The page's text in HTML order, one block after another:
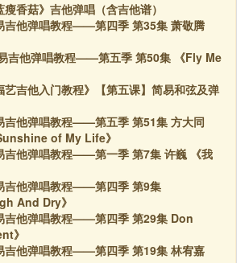
瘦香菇》吉他弹唱（含吉他谱）
吉他弹唱教程——第四季 第35集 萧敬腾
吉他弹唱教程——第五季 第50集 《Fly Me
艺吉他入门教程》【第五课】简易和弦及弹
吉他弹唱教程——第五季 第51集 方大同
of My Life》
吉他弹唱教程——第一季 第7集 许巍 《我
吉他弹唱教程——第四季 第9集
And Dry》
吉他弹唱教程——第四季 第29集 Don
》
吉他弹唱教程——第四季 第19集 林宥嘉